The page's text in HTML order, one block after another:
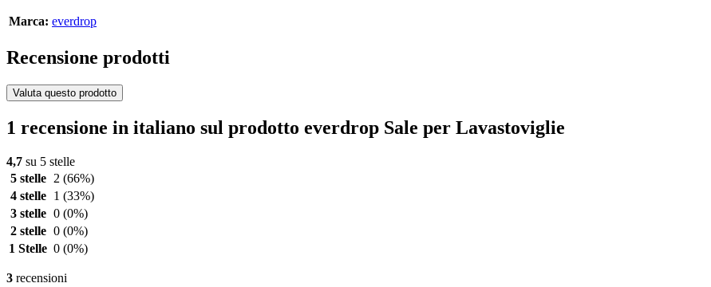
Marca: everdrop
Recensione prodotti
Valuta questo prodotto
1 recensione in italiano sul prodotto everdrop Sale per Lavastoviglie
4,7 su 5 stelle
5 stelle
2 (66%)
4 stelle
1 (33%)
3 stelle 0 (0%)
2 stelle 0 (0%)
1 Stelle 0 (0%)
3 recensioni